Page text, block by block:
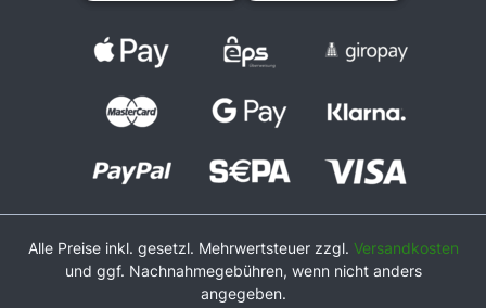
Alle Preise inkl. gesetzl. Mehrwertsteuer zzgl. Versandkosten
und ggf. Nachnahmegebühren, wenn nicht anders
angegeben.